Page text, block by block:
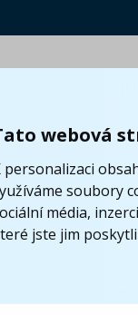
webová
personalizaci
soubory
média,
jste jim